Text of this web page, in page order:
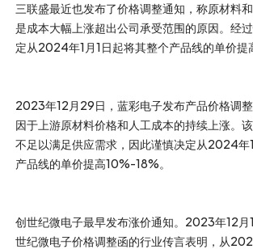
三联盛最近也发布了价格调整通知，称原材料
是成本大幅上涨超出公司承受范围的原因。经
定从2024年1月1日起将其整个产品线的单价提
2023年12月29日，蓝彩电子发布产品价格调
因于上游原材料价格和人工成本的持续上涨。
不足以满足供应需求，因此谨慎决定从2024年
产品线的单价提高10%-18%。
创世纪微电子最早发布涨价通知。2023年12月
世纪微电子价格调整函的行业传言表明，从